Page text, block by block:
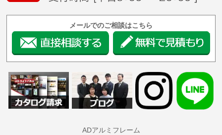
メールでのご相談はこちら
ADアルミフレーム